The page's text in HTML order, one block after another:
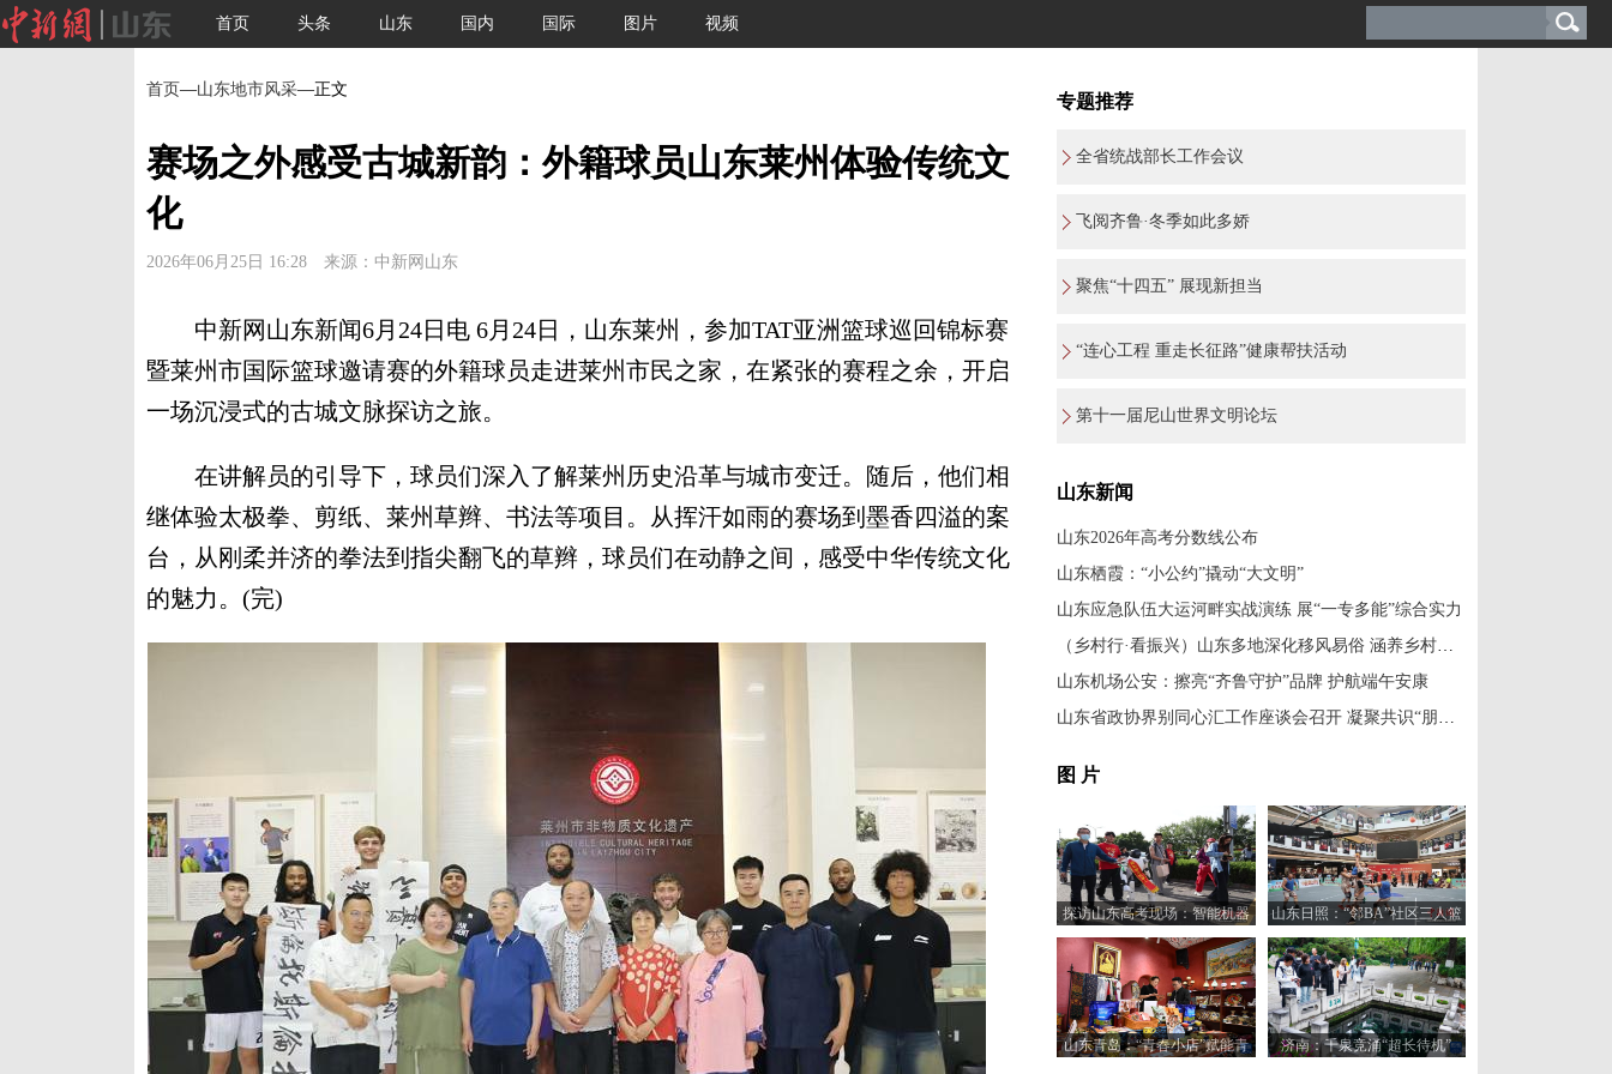
首页 头条 山东 国内 国际 图片 视频
首页—山东地市风采—正文
赛场之外感受古城新韵：外籍球员山东莱州体验传统文
化
2026年06月25日 16:28 来源：中新网山东
中新网山东新闻6月24日电 6月24日，山东莱州，参加TAT亚洲篮球巡回锦标赛
暨莱州市国际篮球邀请赛的外籍球员走进莱州市民之家，在紧张的赛程之余，开启
一场沉浸式的古城文脉探访之旅。
在讲解员的引导下，球员们深入了解莱州历史沿革与城市变迁。随后，他们相
继体验太极拳、剪纸、莱州草辫、书法等项目。从挥汗如雨的赛场到墨香四溢的案
台，从刚柔并济的拳法到指尖翻飞的草辫，球员们在动静之间，感受中华传统文化
的魅力。(完)
专题推荐
全省统战部长工作会议
飞阅齐鲁·冬季如此多娇
聚焦“十四五” 展现新担当
“连心工程 重走长征路”健康帮扶活动
第十一届尼山世界文明论坛
山东新闻
山东2026年高考分数线公布
山东栖霞：“小公约”撬动“大文明”
山东应急队伍大运河畔实战演练 展“一专多能”综合实力
（乡村行·看振兴）山东多地深化移风易俗 涵养乡村文明新风
山东机场公安：擦亮“齐鲁守护”品牌 护航端午安康
山东省政协界别同心汇工作座谈会召开 凝聚共识“朋友圈”
图 片
探访山东高考现场：智能机器
人“趣味护考”
山东日照：“邻BA”社区三人篮
球赛火热开打
山东青岛：“青春小店”赋能青
济南：千泉竞涌“超长待机”